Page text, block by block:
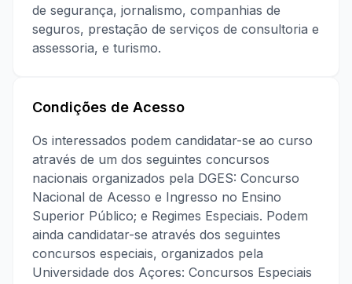
de segurança, jornalismo, companhias de
seguros, prestação de serviços de consultoria e
assessoria, e turismo.
Condições de Acesso
Os interessados podem candidatar-se ao curso
através de um dos seguintes concursos
nacionais organizados pela DGES: Concurso
Nacional de Acesso e Ingresso no Ensino
Superior Público; e Regimes Especiais. Podem
ainda candidatar-se através dos seguintes
concursos especiais, organizados pela
Universidade dos Açores: Concursos Especiais